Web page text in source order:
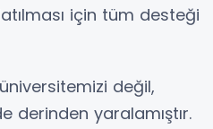
için tüm desteği
değil,
derinden yaralamıştır.